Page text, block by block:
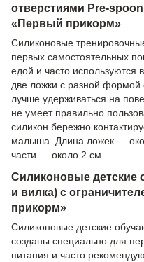
отверстиями Pre-
«Первый прикорм»
Силиконовые
первых самостоятельных
едой и часто используются
две ложки с разной формой
лучше удерживаться на
не умеет правильно
силикон бережно
малыша. Длина ложек —
части — около 2 см.
Силиконовые
и вилка) с
прикорм»
Силиконовые детские
созданы специально для
питания и часто